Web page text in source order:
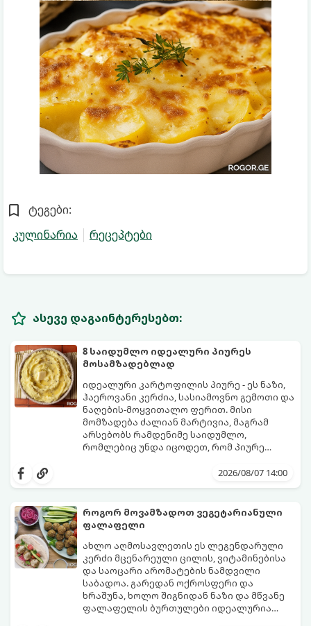
ტეგები:
კულინარია
რეცეპტები
ასევე დაგაინტერესებთ:
8 საიდუმლო იდეალური პიურეს
მოსამზადებლად
იდეალური კარტოფილის პიურე - ეს ნაზი,
ჰაეროვანი კერძია, სასიამოვნო გემოთი და
ნაღების-მოყვითალო ფერით. მისი
მომზადება ძალიან მარტივია, მაგრამ
არსებობს რამდენიმე საიდუმლო,
რომლებიც უნდა იცოდეთ, რომ პიურე
2026/08/07 14:00
როგორ მოვამზადოთ ვეგეტარიანული
ფალაფელი
ახლო აღმოსავლეთის ეს ლეგენდარული
კერძი მცენარეული ცილის, ვიტამინებისა
და საოცარი არომატების ნამდვილი
საბადოა. გარედან ოქროსფერი და
ხრაშუნა, ხოლო შიგნიდან ნაზი და მწვანე
ფალაფელის ბურთულები იდეალურია